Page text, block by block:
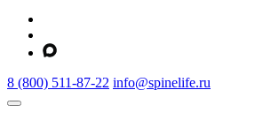
8 (800) 511-87-22 info@spinelife.ru